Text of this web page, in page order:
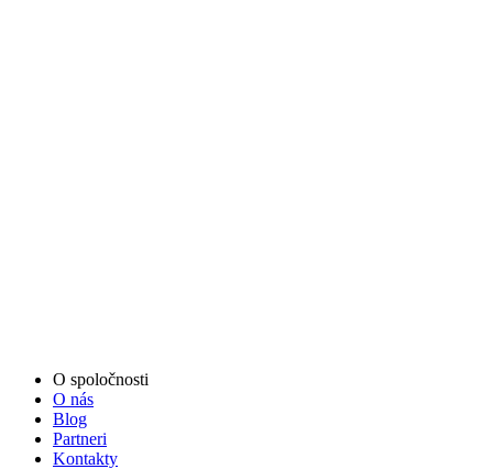
O spoločnosti
O nás
Blog
Partneri
Kontakty